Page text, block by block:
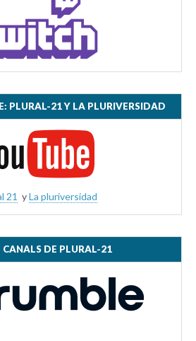
PLURAL-21 Y LA PLURIVERSIDAD
21 yLa pluriversidad
CANALS DE PLURAL-21